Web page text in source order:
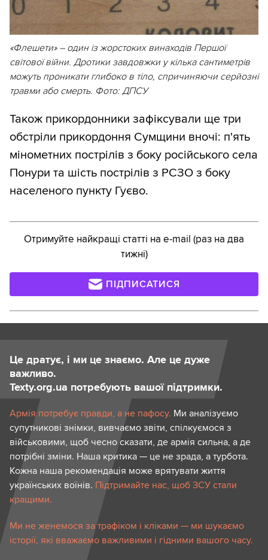
«Флешети» – один із жорстоких винаходів Першої
світової війни. Дротики завдовжки у кілька сантиметрів
можуть проникати глибоко в тіло, спричиняючи серйозні
травми або смерть. Фото: ДПСУ
Також прикордонники зафіксували ще три
обстріли прикордоння Сумщини вночі: п'ять
мінометних пострілів з боку російського села
Понури та шість пострілів з РСЗО з боку
населеного пункту Гуєво.
Отримуйте найкращі статті на e-mail (раз на два
тижні)
ПІДПИСАТИСЯ
Це дратує, і ми це знаємо. Але це дуже
важливо.
Texty.org.ua потребують вашої підтримки.
Армія потребує правди, а не пафосу. Ми аналізуємо
супутникові знімки, вивчаємо звіти, спілкуємося з
військовими, щоб чесно сказати, де армія сильна, а де
потрібні зміни. Наша критика — це не зрада, а турбота.
Кожна наша рекомендація може врятувати життя
українських воїнів. Підтримайте нас, щоб ЗСУ стали
кращими.
Ми не женемося за трафіком і кліками — ми шукаємо
історії, які вважаємо важливими і гідними вашого часу.